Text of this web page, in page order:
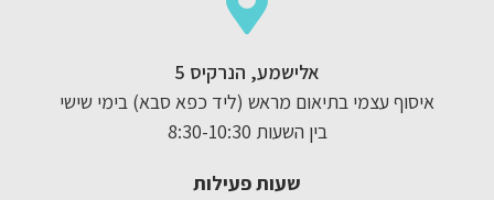
אלישמע, הנרקיס 5
איסוף עצמי בתיאום מראש (ליד כפא סבא) בימי שישי
בין השעות 8:30-10:30
שעות פעילות